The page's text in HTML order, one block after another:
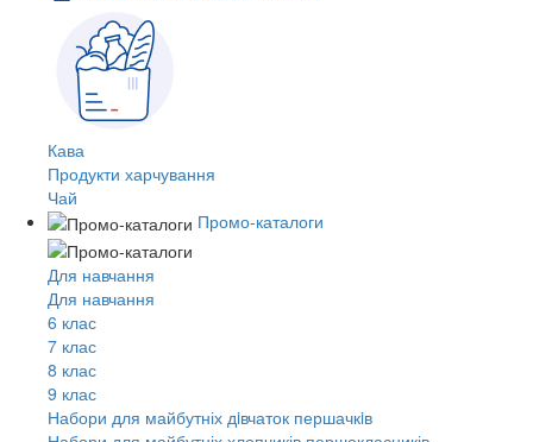
Кава
Продукти харчування
Чай
Промо-каталоги
Для навчання
Для навчання
6 клас
7 клас
8 клас
9 клас
Набори для майбутніх дiвчаток першачкiв